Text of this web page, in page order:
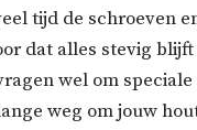
tijd de schroeven
dat alles stevig
wel om
weg om jouw